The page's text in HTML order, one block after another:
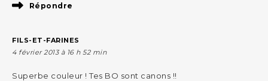
Répondre
FILS-ET-FARINES
4 février 2013 à 16 h 52 min
Superbe couleur ! Tes BO sont canons !!